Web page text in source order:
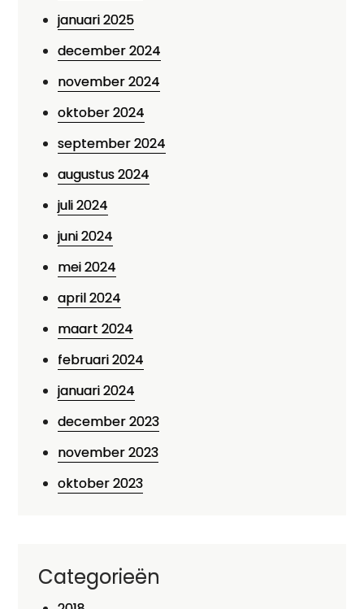
januari 2025
december 2024
november 2024
oktober 2024
september 2024
augustus 2024
juli 2024
juni 2024
mei 2024
april 2024
maart 2024
februari 2024
januari 2024
december 2023
november 2023
oktober 2023
Categorieën